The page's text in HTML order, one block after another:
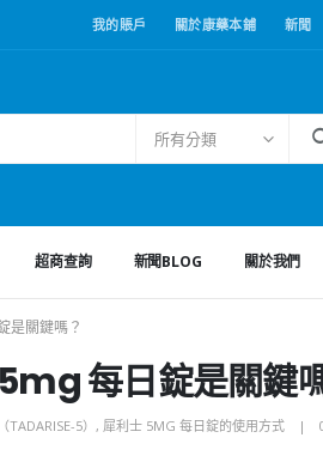
我的賬戶 關於康藥本鋪 新聞
所有分類
超商查詢 新聞BLOG 關於我們
是關鍵嗎？
每日錠是關鍵
5） , 犀利士 5MG 每日錠的使用方式